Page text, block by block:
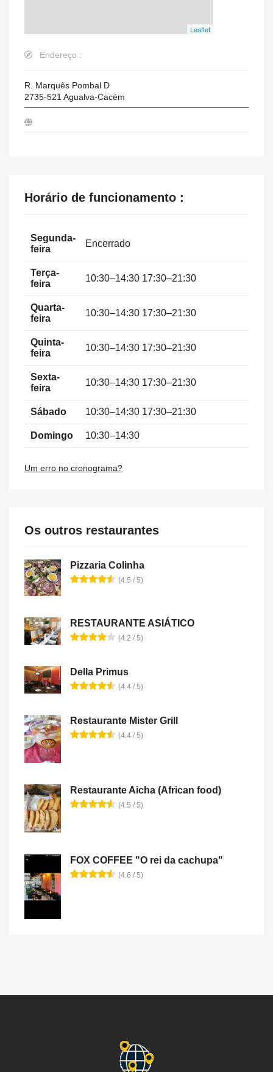
Leaflet
Endereço :
R. Marquês Pombal D
2735-521 Agualva-Cacém
Horário de funcionamento :
Segunda-
feira
Encerrado
Terça-
feira
10:30–14:30 17:30–21:30
Quarta-
feira
10:30–14:30 17:30–21:30
Quinta-
feira
10:30–14:30 17:30–21:30
Sexta-
feira
10:30–14:30 17:30–21:30
Sábado 10:30–14:30 17:30–21:30
Domingo 10:30–14:30
Um erro no cronograma?
Os outros restaurantes
Pizzaria Colinha
(4.5 / 5)
RESTAURANTE ASIÁTICO
(4.2 / 5)
Della Primus
(4.4 / 5)
Restaurante Mister Grill
(4.4 / 5)
Restaurante Aicha (African food)
(4.5 / 5)
FOX COFFEE "O rei da cachupa"
(4.6 / 5)